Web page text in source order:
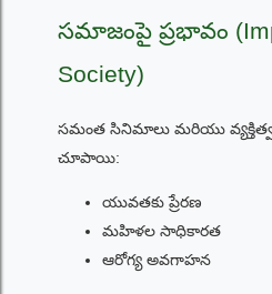
సమాజంపై ప్రభావం
Society)
సమంత సినిమాలు మరియు
చూపాయి:
యువతకు ప్రేరణ
మహిళల సాధికారత
ఆరోగ్య అవగాహన